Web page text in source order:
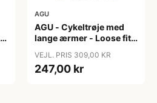
AGU
AGU - Cykeltrøje med
lange ærmer - Loose fit -
VEJL. PRIS 309,00 KR
247,00 kr